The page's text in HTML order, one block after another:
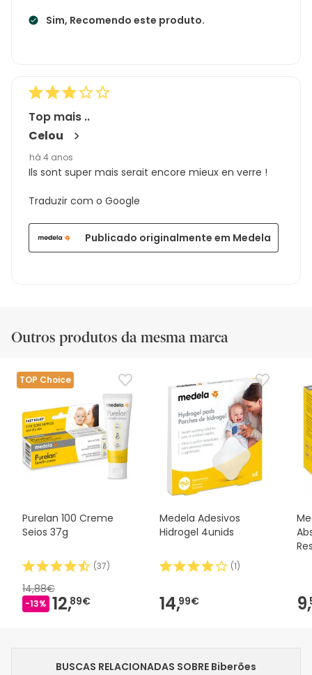
Sim, Recomendo este produto.
Top mais ..
Celou
há 4 anos
Ils sont super mais serait encore mieux en verre !
Traduzir com o Google
Publicado originalmente em Medela
Outros produtos da mesma marca
TOP Choice
Purelan 100 Creme
Seios 37g
(37)
14,88€
-13% 12,89€
Medela Adesivos
Hidrogel 4unids
(1)
14,99€ 9,
BUSCAS RELACIONADAS SOBRE Biberões